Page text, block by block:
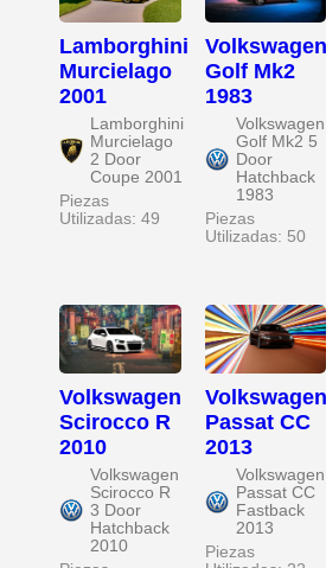
Lamborghini
Murcielago
2001
Lamborghini
Murcielago
2 Door
Coupe 2001
Piezas
Utilizadas: 49
Volkswagen
Golf Mk2
1983
Volkswagen
Golf Mk2 5
Door
Hatchback
1983
Piezas
Utilizadas: 50
Volkswagen
Scirocco R
2010
Volkswagen
Scirocco R
3 Door
Hatchback
2010
Volkswagen
Passat CC
2013
Volkswagen
Passat CC
Fastback
2013
Piezas